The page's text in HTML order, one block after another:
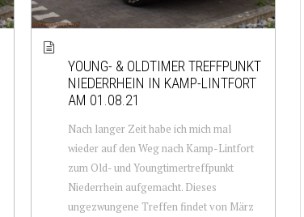
YOUNG- & OLDTIMER TREFFPUNKT
NIEDERRHEIN IN KAMP-LINTFORT
AM 01.08.21
Nach langer Zeit habe ich mich mal
wieder auf den Weg nach Kamp-Lintfort
zum Old- und Youngtimertreffpunkt
Niederrhein aufgemacht. Dieses
ungezwungene Treffen findet von März